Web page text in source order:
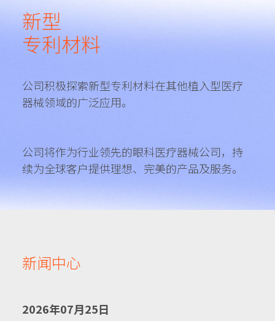
新型
专利材料
公司积极探索新型专利材料在其他植入型医疗
器械领域的广泛应用。
公司将作为行业领先的眼科医疗器械公司，持
续为全球客户提供理想、完美的产品及服务。
新闻中心
2026年07月25日